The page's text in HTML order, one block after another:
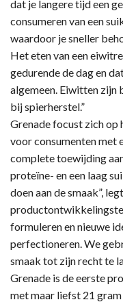
dat je langere tijd een
consumeren van een
waardoor je sneller
Het eten van een
gedurende de dag en
algemeen. Eiwitten zijn
bij spierherstel.”
Grenade focust zich
voor consumenten met
complete toewijding
proteïne- en een laag
doen aan de smaak”,
formuleren en nieuwe
perfectioneren. We
smaak tot zijn recht te
Grenade is de eerste
met maar liefst 21